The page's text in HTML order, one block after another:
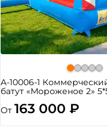
A-10006-1
батут «Мороженое 2»
От 163 000 ₽